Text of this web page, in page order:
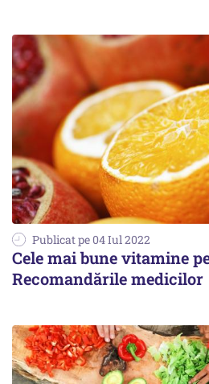
Publicat pe 04 Iul 2022
Cele mai bune vitamine
Recomandările medicilor